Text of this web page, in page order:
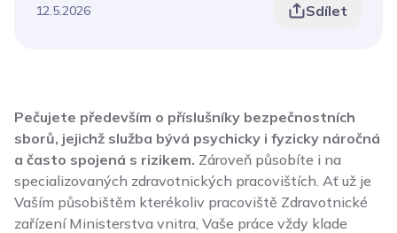
12.5.2026 Sdílet
Pečujete především o příslušníky bezpečnostních
sborů, jejichž služba bývá psychicky i fyzicky náročná
a často spojená s rizikem. Zároveň působíte i na
specializovaných zdravotnických pracovištích. Ať už je
Vaším působištěm kterékoliv pracoviště Zdravotnické
zařízení Ministerstva vnitra, Vaše práce vždy klade